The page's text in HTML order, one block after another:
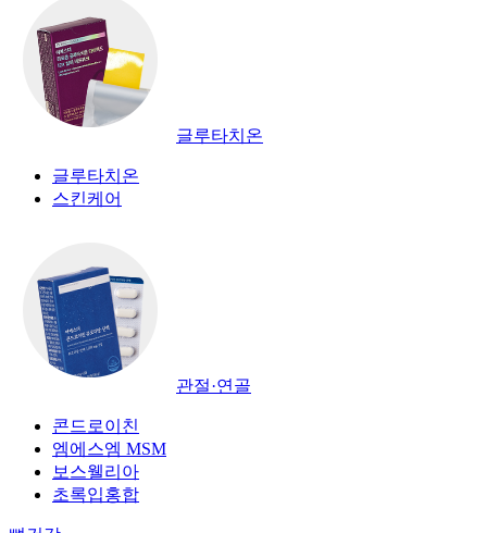
글루타치온
글루타치온
스킨케어
관절·연골
콘드로이친
엠에스엠 MSM
보스웰리아
초록입홍합